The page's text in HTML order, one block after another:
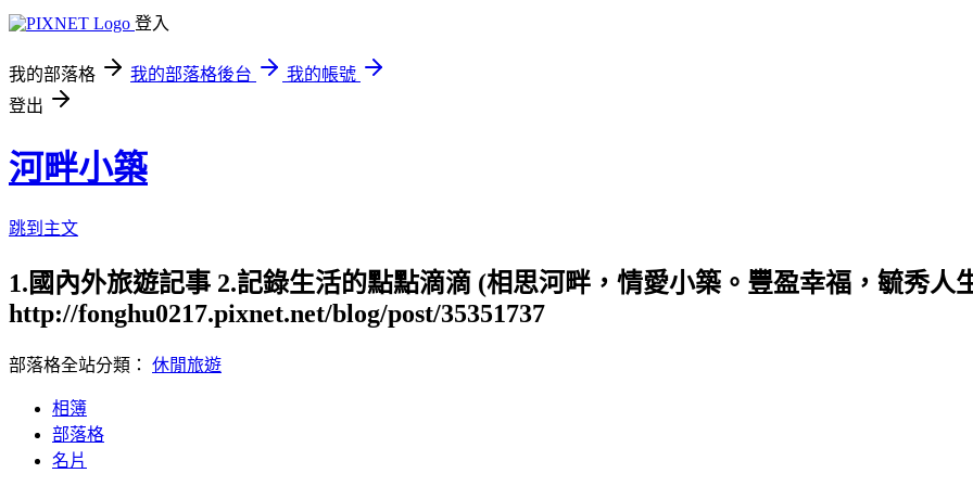
登入
我的部落格 我的部落格後台
我的帳號
登出
河畔小築
跳到主文
1.國內外旅遊記事 2.記錄生活的點點滴滴 (相思河畔，情愛小築。豐盈幸福，毓秀人
http://fonghu0217.pixnet.net/blog/post/35351737
部落格全站分類： 休閒旅遊
相簿
部落格
名片